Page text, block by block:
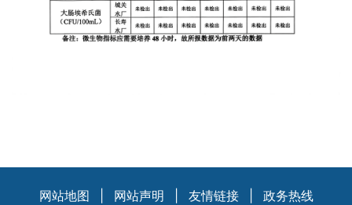
网站地图 网站声明 友情链接 政务热线